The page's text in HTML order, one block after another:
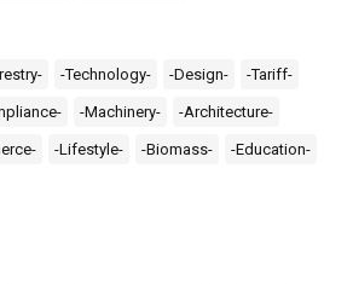
-Technology- -Design- -Tariff-
-Machinery- -Architecture-
-Lifestyle- -Biomass- -Education-